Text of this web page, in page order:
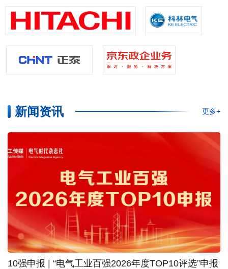
新闻资讯 更多+
10强申报 | “电气工业百强2026年度TOP10评选”申报